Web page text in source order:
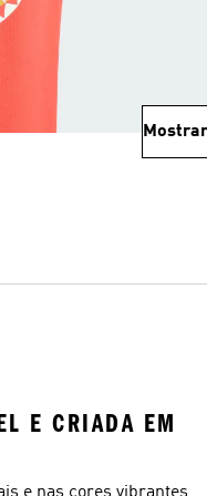
E CRIADA EM